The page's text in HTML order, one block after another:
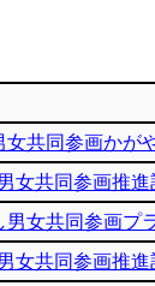
女共同参画かが
女共同参画推進
男女共同参画プ
女共同参画推進